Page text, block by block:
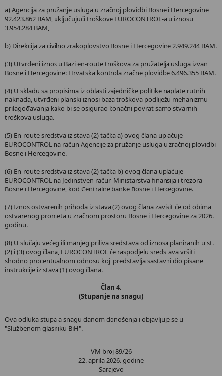
a) Agencija za pružanje usluga u zračnoj plovidbi Bosne i Hercegovine
92.423.862 BAM, uključujući troškove EUROCONTROL-a u iznosu
3.954.284 BAM,
b) Direkcija za civilno zrakoplovstvo Bosne i Hercegovine 2.949.244 BAM.
(3) Utvrđeni iznos u Bazi en-route troškova za pružatelja usluga izvan
Bosne i Hercegovine: Hrvatska kontrola zračne plovidbe 6.496.355 BAM.
(4) U skladu sa propisima iz oblasti zajedničke politike naplate rutnih
naknada, utvrđeni planski iznosi baza troškova podliježu mehanizmu
prilagođavanja kako bi se osigurao konačni povrat samo stvarnih
troškova usluga.
(5) En-route sredstva iz stava (2) tačka a) ovog člana uplaćuje
EUROCONTROL na račun Agencije za pružanje usluga u zračnoj plovidbi
Bosne i Hercegovine.
(6) En-route sredstva iz stava (2) tačka b) ovog člana uplaćuje
EUROCONTROL na Jedinstven račun Ministarstva finansija i trezora
Bosne i Hercegovine, kod Centralne banke Bosne i Hercegovine.
(7) Iznos ostvarenih prihoda iz stava (2) ovog člana zavisit će od obima
ostvarenog prometa u zračnom prostoru Bosne i Hercegovine za 2026.
godinu.
(8) U slučaju većeg ili manjeg priliva sredstava od iznosa planiranih u st.
(2) i (3) ovog člana, EUROCONTROL će raspodjelu sredstava vršiti
shodno procentualnom odnosu koji predstavlja sastavni dio pisane
instrukcije iz stava (1) ovog člana.
Član 4.
(Stupanje na snagu)
Ova odluka stupa a snagu danom donošenja i objavljuje se u
"Službenom glasniku BiH".
VM broj 89/26
22. aprila 2026. godine
Sarajevo